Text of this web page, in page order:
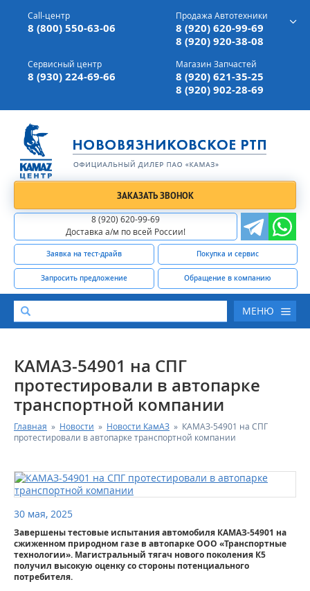
г. Вязники,ул. Механизаторов, д 90
Доставка а/м,по всей России
Call-центр
8 (800) 550-63-06
Продажа Автотехники
8 (920) 620-99-69
8 (920) 920-38-08
Сервисный центр
8 (930) 224-69-66
Магазин Запчастей
8 (920) 621-35-25
8 (920) 902-28-69
ЗАКАЗАТЬ ЗВОНОК
8 (920) 620-99-69
Доставка а/м по всей России!
Заявка на тест-драйв Покупка и сервис
Запросить предложение Обращение в компанию
МЕНЮ
КАТАЛОГ АВТОТЕХНИКИ
СЕРВИС И ГАРАНТИЙНЫЕ ОБЯЗАТЕЛЬСТВА
РЕМОНТ ДВИГАТЕЛЕЙ КАМАЗ
ФИНАНСОВЫЙ СЕРВИС
ФОТОГАЛЕРЕЯ
КАМАЗ-54901 на СПГ
протестировали в автопарке
транспортной компании
Главная » Новости » Новости КамАЗ » КАМАЗ-54901 на СПГ
протестировали в автопарке транспортной компании
30 мая, 2025
Завершены тестовые испытания автомобиля КАМАЗ-54901 на
сжиженном природном газе в автопарке ООО «Транспортные
технологии». Магистральный тягач нового поколения К5
получил высокую оценку со стороны потенциального
потребителя.